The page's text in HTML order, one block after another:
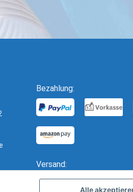
Bezahlung:
Versand:
Alle